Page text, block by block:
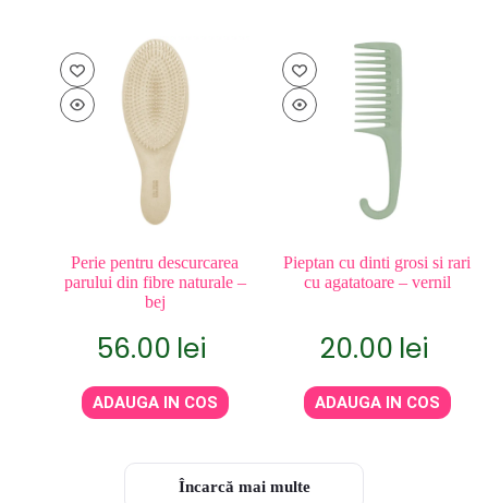
Perie pentru descurcarea
parului din fibre naturale –
bej
56.00 lei
ADAUGA IN COS
Pieptan cu dinti grosi si rari
cu agatatoare – vernil
20.00 lei
ADAUGA IN COS
Încarcă mai multe